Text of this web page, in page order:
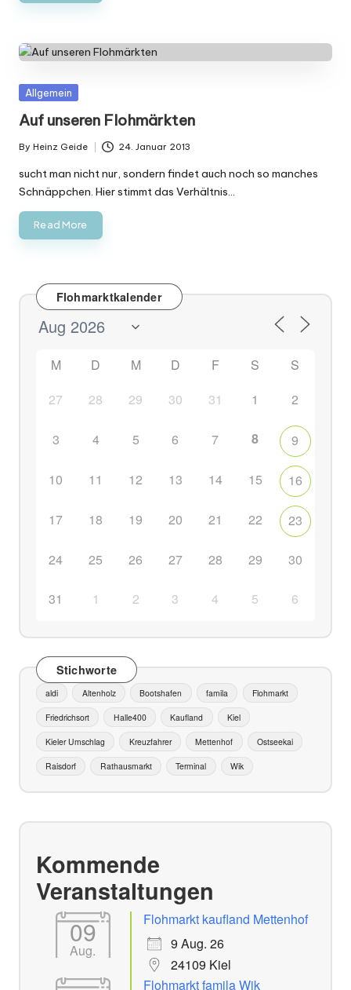
Posted
Allgemein
Auf unseren Flohmärkten
Posted
by
By Heinz Geide 24. Januar 2013
sucht man nicht nur, sondern findet auch noch so manches
Schnäppchen. Hier stimmt das Verhältnis…
Read More
Flohmarktkalender
M D M D F S
S
27
28 29 30 31 1 2
3 4 5 6 7 8 9
10 11 12 13 14 15 16
17 18 19 20 21 22 23
24 25 26 27 28 29 30
31 1 2 3 4 5 6
Stichworte
aldi Altenholz Bootshafen famila Flohmarkt
Friedrichsort Halle400 Kaufland Kiel
Kieler Umschlag Kreuzfahrer Mettenhof Ostseekai
Raisdorf Rathausmarkt Terminal Wik
Kommende
Veranstaltungen
09
Aug.
Flohmarkt kaufland Mettenhof
9 Aug. 26
24109 Kiel
Flohmarkt famila Wik